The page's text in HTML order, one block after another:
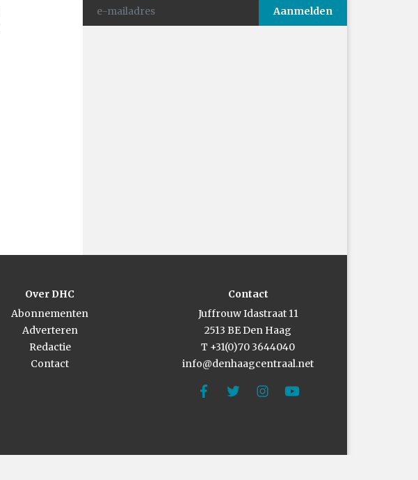
Over DHC
Abonnementen
Adverteren
Redactie
Contact
Contact
Juffrouw Idastraat 11
2513 BE Den Haag
T +31(0)70 3644040
info@denhaagcentraal.net